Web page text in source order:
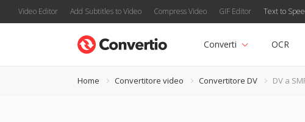
Video Editor Add Subtitles to Video Compress Video GIF Editor Text to
Converti OCR
Home Convertitore video Convertitore DV DV a